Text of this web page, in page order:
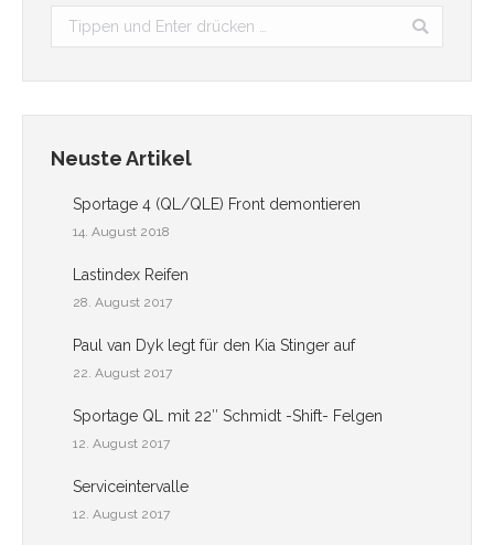
Search:
Neuste Artikel
Sportage 4 (QL/QLE) Front demontieren
14. August 2018
Lastindex Reifen
28. August 2017
Paul van Dyk legt für den Kia Stinger auf
22. August 2017
Sportage QL mit 22″ Schmidt -Shift- Felgen
12. August 2017
Serviceintervalle
12. August 2017